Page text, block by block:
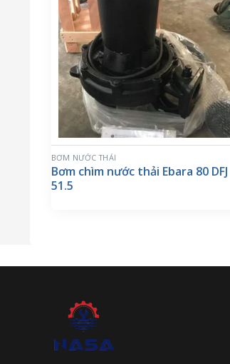
BƠM NƯỚC THẢI
Bơm chìm nước thải Ebara 80 DFJ
51.5